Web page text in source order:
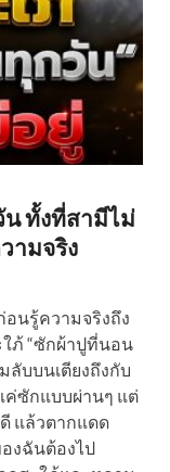
น ทั้งที่สามีไม่
ามจริง
นรู้ความจริงถึง
ภ้ “ซักผ้าปูที่นอน
ลับบนเตียงถึงกับ
ค่ซักแบบผ่านๆ แต่
แล้วตากแดด
งฉันต้องไป